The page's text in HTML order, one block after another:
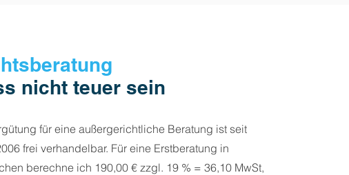
nicht teuer sein
für eine außergerichtliche Beratung ist seit
frei verhandelbar. Für eine Erstberatung in
berechne ich 190,00 € zzgl. 19 % = 36,10 MwSt,